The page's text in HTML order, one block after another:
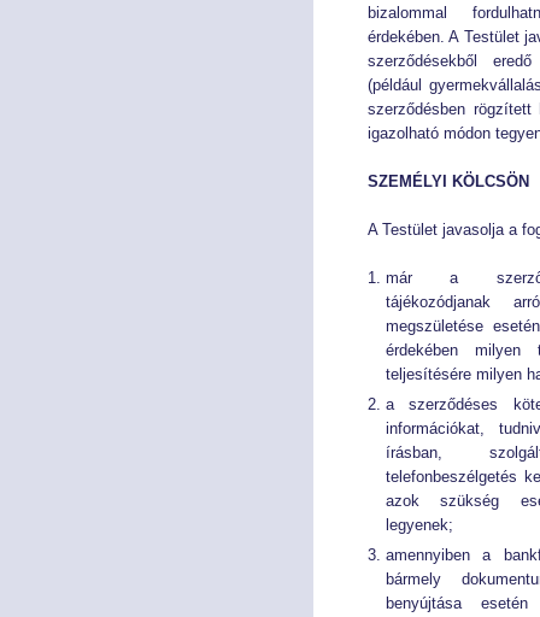
AJÁNLÁSOK, KÖTELEZÉSEK, JOGORVOSLAT
AJÁNLÁSOK, KÖTELEZÉSEK, JOGORVOSLAT
bizalommal
érdekében. A Testület
szerződésekből
(például
szerződésben rögzített
igazolható módon
SZEMÉLYI KÖLCSÖN
A Testület javasolja a
már a
tájékozódjanak
megszületése
érdekében
teljesítésére milyen
a szerződéses
információkat,
írásban,
telefonbeszélgetés
azok szükség
legyenek;
amennyiben a
bármely
benyújtása